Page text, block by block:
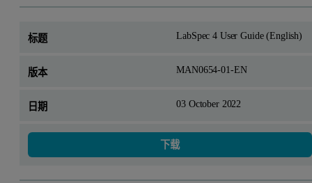
LabSpec 4 User Guide (English)
MAN0654-01-EN
03 October 2022
下载